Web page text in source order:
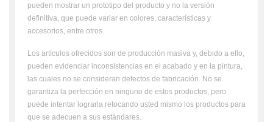
pueden mostrar un prototipo del producto y no la versión
definitiva, que puede variar en colores, características y
accesorios, entre otros.
Los artículos ofrecidos son de producción masiva y, debido a ello,
pueden evidenciar inconsistencias en el acabado y en la pintura,
las cuales no se consideran defectos de fabricación. No se
garantiza la perfección en ninguno de estos productos, pero
puede intentar lograrla retocando usted mismo los productos para
que se adecuen a sus estándares.